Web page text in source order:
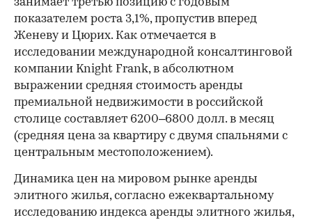
занимает третью позицию с годовым
показателем роста 3,1%, пропустив вперед
Женеву и Цюрих. Как отмечается в
исследовании международной консалтинговой
компании Knight Frank, в абсолютном
выражении средняя стоимость аренды
премиальной недвижимости в российской
столице составляет 6200–6800 долл. в месяц
(средняя цена за квартиру с двумя спальнями с
центральным местоположением).
Динамика цен на мировом рынке аренды
элитного жилья, согласно ежеквартальному
исследованию индекса аренды элитного жилья,